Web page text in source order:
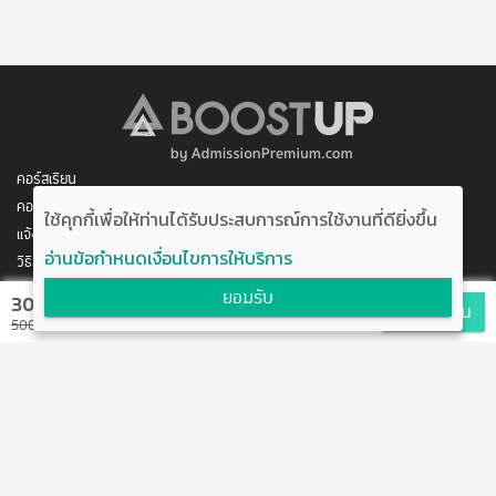
300 บาท
500 บาท สมัครเรียน
มหาวิทยาลัย​
วิทยากรพิเศษบรรยายข้อสอบ Screening Test ให้กับนิสิตคณะ
ครุศาสตร์ที่ประสงค์จะเข้าเอกวิชาภาษาอังกฤษ ปี 2554-2556​
วิทยากรบรรยายวิชา ภาษาอังกฤษ ให้กับผู้ประสงค์สอบเข้านายสิบ
ตำรวจ ปี 2555​
กำแพงเพชร, ระนอง, สุพรรณบุรี, ขอนแก่น และนครศรีธรรมราช​
วิทยากรโครงการ CDS Training ของห้างเซนทรัล​
คอร์สเรียน
คอร์สของฉัน
แจ้งการชำระเงิน
วิธีสมัคร/ชำระเงิน
พัฒนาโดย บริษัท อัพบีน จำกัด
ใช้คุกกี้เพื่อให้ท่านได้รับประสบการณ์การใช้งานที่ดียิ่งขึ้น
อ่านข้อกำหนดเงื่อนไขการให้บริการ
ยอมรับ